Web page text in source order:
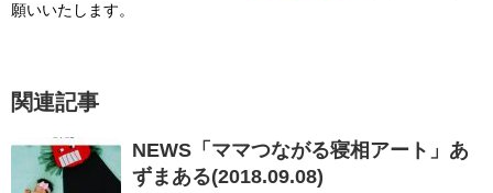
願いいたします。
関連記事
NEWS「ママつながる寝相アート」あ
ずまある(2018.09.08)